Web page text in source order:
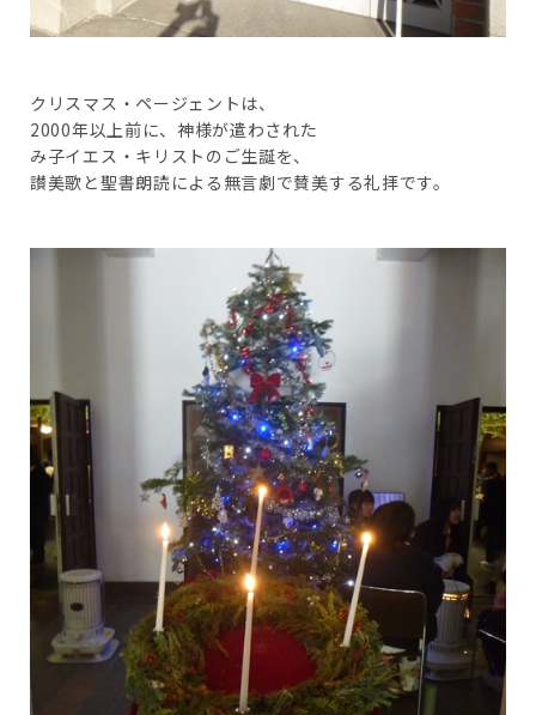
クリスマス・ページェントは、
2000年以上前に、神様が遣わされた
み子イエス・キリストのご生誕を、
讃美歌と聖書朗読による無言劇で賛美する礼拝です。